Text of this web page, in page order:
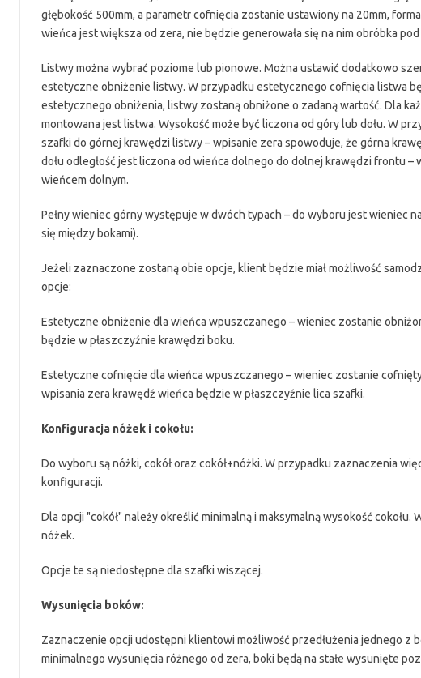
głębokość 500mm, a parametr cofnięcia zostanie ustawiony na 20mm,
wieńca jest większa od zera, nie będzie generowała się na nim obróbka
Listwy można wybrać poziome lub pionowe. Można ustawić dodatkowo
estetyczne obniżenie listwy. W przypadku estetycznego cofnięcia listwa
estetycznego obniżenia, listwy zostaną obniżone o zadaną wartość. Dla
montowana jest listwa. Wysokość może być liczona od góry lub dołu. W
szafki do górnej krawędzi listwy – wpisanie zera spowoduje, że górna
dołu odległość jest liczona od wieńca dolnego do dolnej krawędzi frontu
wieńcem dolnym.
Pełny wieniec górny występuje w dwóch typach – do wyboru jest wieniec
się między bokami).
Jeżeli zaznaczone zostaną obie opcje, klient będzie miał możliwość
opcje:
Estetyczne obniżenie dla wieńca wpuszczanego – wieniec zostanie
będzie w płaszczyźnie krawędzi boku.
Estetyczne cofnięcie dla wieńca wpuszczanego – wieniec zostanie
wpisania zera krawędź wieńca będzie w płaszczyźnie lica szafki.
Konfiguracja nóżek i cokołu:
Do wyboru są nóżki, cokół oraz cokół+nóżki. W przypadku zaznaczenia
konfiguracji.
Dla opcji "cokół" należy określić minimalną i maksymalną wysokość
nóżek.
Opcje te są niedostępne dla szafki wiszącej.
Wysunięcia boków:
Zaznaczenie opcji udostępni klientowi możliwość przedłużenia jednego z
minimalnego wysunięcia różnego od zera, boki będą na stałe wysunięte